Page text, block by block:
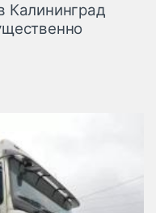
Калининград